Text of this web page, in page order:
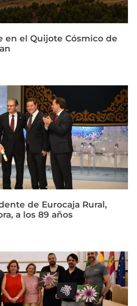
en el Quijote Cósmico de
de Eurocaja Rural,
a los 89 años